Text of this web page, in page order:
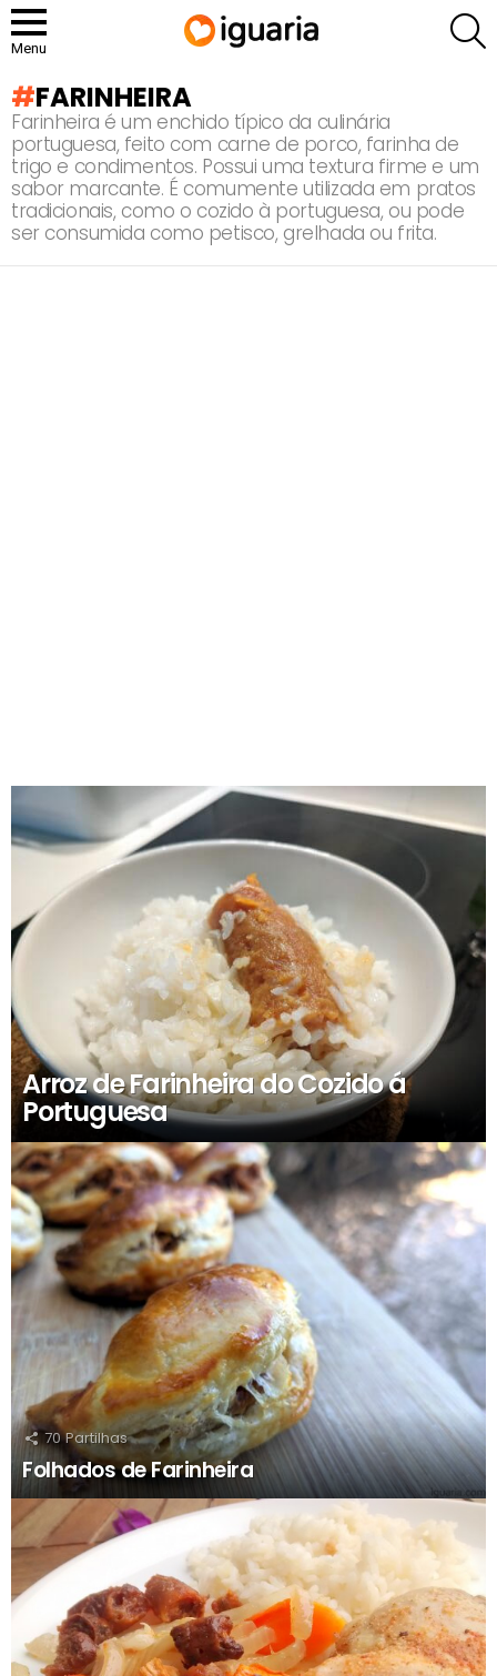
Menu
FARINHEIRA
Farinheira é um enchido típico da culinária
portuguesa, feito com carne de porco, farinha de
trigo e condimentos. Possui uma textura firme e um
sabor marcante. É comumente utilizada em pratos
tradicionais, como o cozido à portuguesa, ou pode
ser consumida como petisco, grelhada ou frita.
RECOMENDADOS
Arroz de Farinheira do Cozido á
Portuguesa
70 Partilhas
Folhados de Farinheira